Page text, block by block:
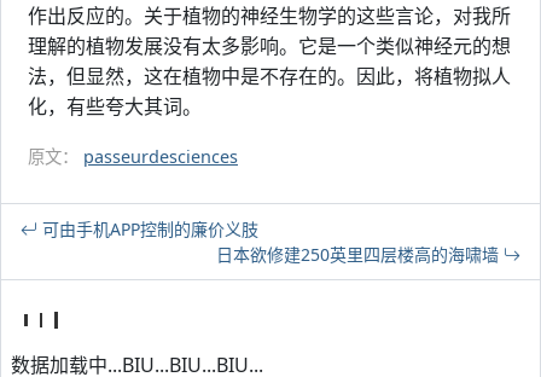
作出反应的。关于植物的神经生物学的这些言论，对我所
理解的植物发展没有太多影响。它是一个类似神经元的想
法，但显然，这在植物中是不存在的。因此，将植物拟人
化，有些夸大其词。
原文： passeurdesciences
可由手机APP控制的廉价义肢
日本欲修建250英里四层楼高的海啸墙
数据加载中...BIU...BIU...BIU...